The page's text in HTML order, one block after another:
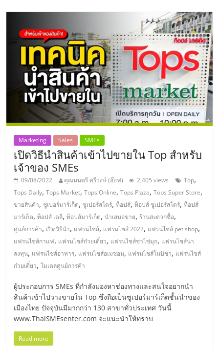
ข้อมูล
ธุรกิจ
SME
แห่ง
ประเทศไทย,
ThaiSMEsCenter,
เอ
มอี
ไทย,
SMEs,
แฟ
รน
ไชส์,
ปรึกษา
แฟ
รน
รวม
แฟ
รน
ไชส์
ขาย
แฟ
Marketing Sales SMEs
เปิดวิธีนำสินค้าเข้าไปขายใน Top สำหรับ
เจ้าของ SMEs
09/08/2022 คุณมนตรี ศรีวงษ์ (อ๊อฟ) 2,405 views Top,
Tops Daily,Tops Market,Tops Online,Tops Plaza,Tops Super Store,
ขายสินค้า,ซูเปอร์มาร์เก็ต,ซูเปอร์สโตร์,ท็อปส์,ท็อปส์ ซูเปอร์สโตร์,ท็อปส์
มาร์เก็ต,ท็อปส์ เดลี่,ท็อปส์มาร์เก็ต,นำเสนอขาย, ร้านสะดวกซื้อ,
ศูนย์การค้า, เปิดวิธีนำ, แฟรนไชส์, แฟรนไชส์ 2022, แฟรนไชส์ pet shop,
แฟรนไชส์กาแฟ, แฟรนไชส์ก๋วยเตี๋ยว, แฟรนไชส์ชาไข่มุก, แฟรนไชส์น่า
ลงทุน, แฟรนไชส์อาหาร, แฟรนไชส์อเมซอน, แฟรนไชส์โนบิชา, แฟรนไซส์
ก๋วยเตี๋ยว,โมเดลศูนย์การค้า
ผู้ประกอบการ SMEs ที่กำลังมองหาช่องทางและสนใจอยากนำ
สินค้าเข้าไปวางขายใน Top ซึ่งถือเป็นซูเปอร์มาร์เก็ตชั้นนำของ
เมืองไทย ปัจจุบันมีมากกว่า 130 สาขาทั่วประเทศ วันนี้
www.ThaiSMEsenter.com จะแนะนำให้ทราบ
Read more